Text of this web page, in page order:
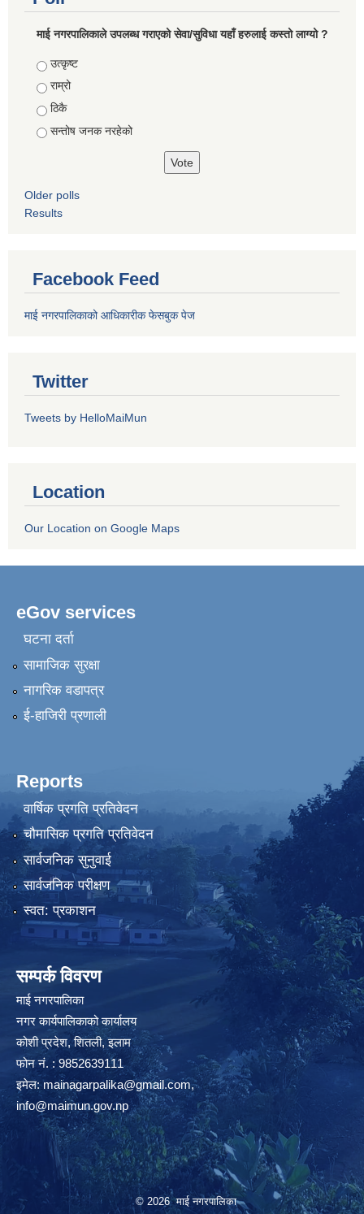
माई नगरपालिकाले उपलब्ध गराएको सेवा/सुविधा यहाँ हरुलाई कस्तो लाग्यो ?
Choices
उत्कृष्ट
राम्रो
ठिकै
सन्तोष जनक नरहेको
Older polls
Results
Facebook Feed
माई नगरपालिकाको आधिकारीक फेसबुक पेज
Twitter
Tweets by HelloMaiMun
Location
Our Location on Google Maps
eGov services
घटना दर्ता
सामाजिक सुरक्षा
नागरिक वडापत्र
ई-हाजिरी प्रणाली
Reports
वार्षिक प्रगति प्रतिवेदन
चौमासिक प्रगति प्रतिवेदन
सार्वजनिक सुनुवाई
सार्वजनिक परीक्षण
स्वत: प्रकाशन
सम्पर्क विवरण
माई नगरपालिका
नगर कार्यपालिकाको कार्यालय
कोशी प्रदेश, शितली, इलाम
फोन नं. : 9852639111
इमेल:mainagarpalika@gmail.com,
info@maimun.gov.np
© 2026 माई नगरपालिका